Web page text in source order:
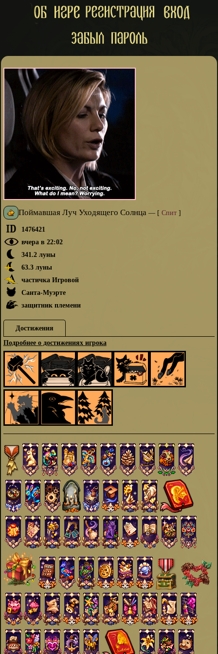
Поймавшая Луч Уходящего Солнца — [ Спит]
1476421
вчера в 22:02
341.2 луны
63.3 луны
частичка Игровой
Санта-Муэрте
защитник племени
Достижения
Подробнее о достижениях игрока